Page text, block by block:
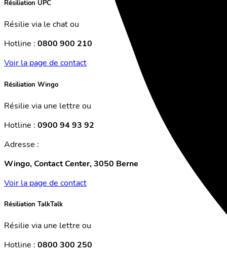
Résiliation UPC
Résilie via le chat ou
Hotline : 0800 900 210
Voir la page de contact
Résiliation Wingo
Résilie via une lettre ou
Hotline : 0900 94 93 92
Adresse :
Wingo, Contact Center, 3050 Berne
Voir la page de contact
Résiliation TalkTalk
Résilie via une lettre ou
Hotline : 0800 300 250